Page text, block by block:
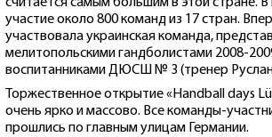
считается самым большим в этой стране. В
участие около 800 команд из 17 стран.
участвовала украинская команда,
мелитопольскими гандболистами 2008-
воспитанниками ДЮСШ № 3 (тренер
Торжественное открытие «Handball days
очень ярко и массово. Все команды-
прошлись по главным улицам Германии.